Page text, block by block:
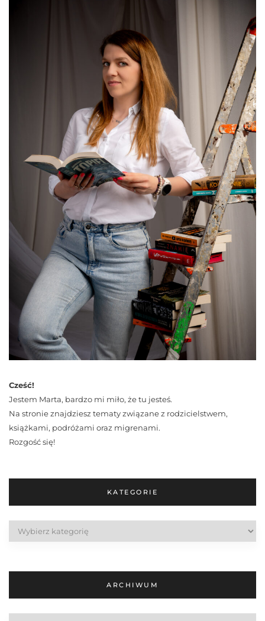
Cześć!
Jestem Marta, bardzo mi miło, że tu jesteś.
Na stronie znajdziesz tematy związane z rodzicielstwem,
książkami, podróżami oraz migrenami.
Rozgość się!
KATEGORIE
ARCHIWUM